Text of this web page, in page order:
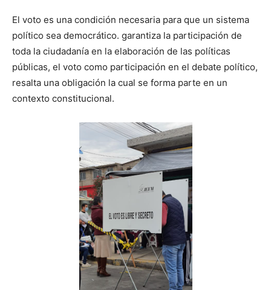
El voto es una condición necesaria para que un sistema
político sea democrático. garantiza la participación de
toda la ciudadanía en la elaboración de las políticas
públicas, el voto como participación en el debate político,
resalta una obligación la cual se forma parte en un
contexto constitucional.